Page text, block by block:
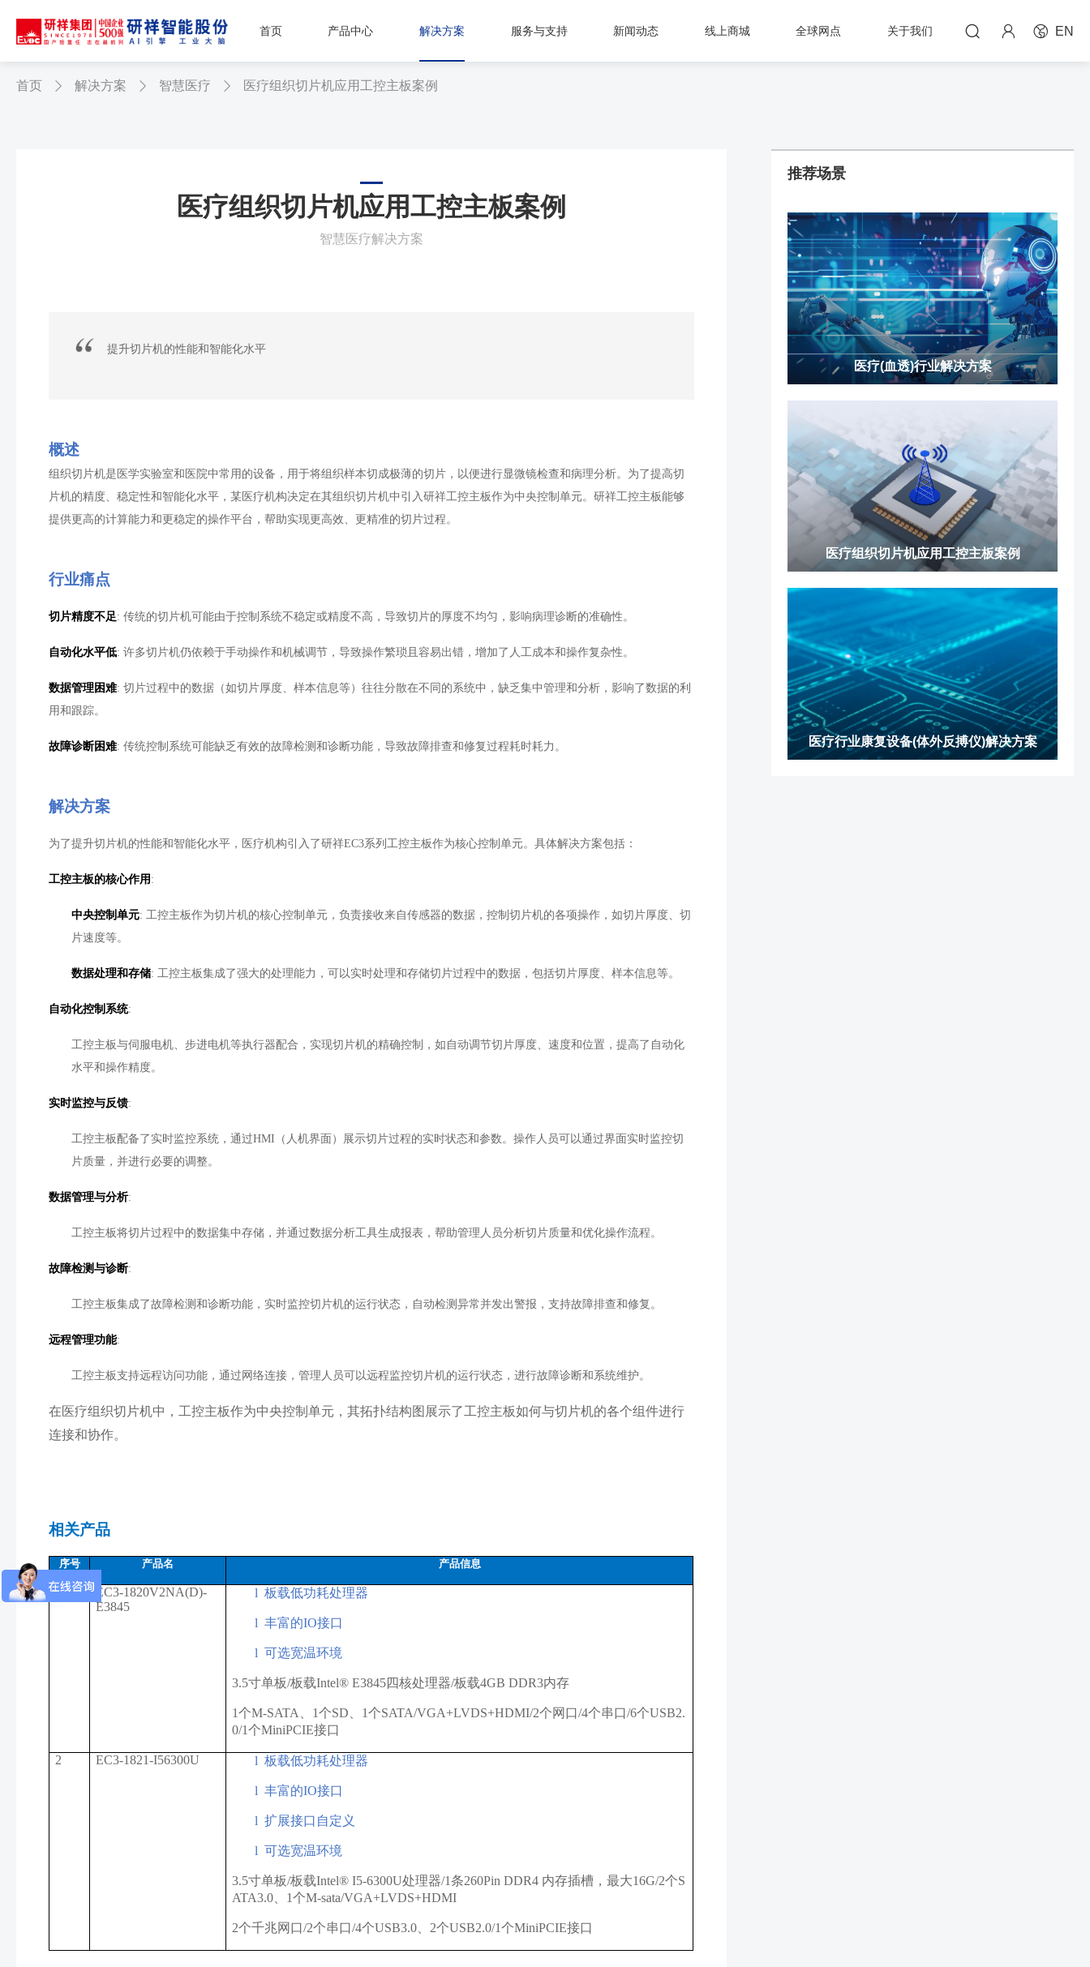
首页 产品中心 解决方案 服务与支持 新闻动态 线上商城 全球网点 关于我们    EN
首页  解决方案  智慧医疗  医疗组织切片机应用工控主板案例
医疗组织切片机应用工控主板案例
智慧医疗解决方案
提升切片机的性能和智能化水平
概述
组织切片机是医学实验室和医院中常用的设备，用于将组织样本切成极薄的切片，以便进行显微镜检查和病理分析。为了提高切
片机的精度、稳定性和智能化水平，某医疗机构决定在其组织切片机中引入研祥工控主板作为中央控制单元。研祥工控主板能够
提供更高的计算能力和更稳定的操作平台，帮助实现更高效、更精准的切片过程。
行业痛点
切片精度不足: 传统的切片机可能由于控制系统不稳定或精度不高，导致切片的厚度不均匀，影响病理诊断的准确性。
自动化水平低: 许多切片机仍依赖于手动操作和机械调节，导致操作繁琐且容易出错，增加了人工成本和操作复杂性。
数据管理困难: 切片过程中的数据（如切片厚度、样本信息等）往往分散在不同的系统中，缺乏集中管理和分析，影响了数据的利
用和跟踪。
故障诊断困难: 传统控制系统可能缺乏有效的故障检测和诊断功能，导致故障排查和修复过程耗时耗力。
解决方案
为了提升切片机的性能和智能化水平，医疗机构引入了研祥EC3系列工控主板作为核心控制单元。具体解决方案包括：
工控主板的核心作用 :
中央控制单元: 工控主板作为切片机的核心控制单元，负责接收来自传感器的数据，控制切片机的各项操作，如切片厚度、切
片速度等。
数据处理和存储: 工控主板集成了强大的处理能力，可以实时处理和存储切片过程中的数据，包括切片厚度、样本信息等。
自动化控制系统:
工控主板与伺服电机、步进电机等执行器配合，实现切片机的精确控制，如自动调节切片厚度、速度和位置，提高了自动化
水平和操作精度。
实时监控与反馈:
工控主板配备了实时监控系统，通过HMI （人机界面）展示切片过程的实时状态和参数。操作人员可以通过界面实时监控切
片质量，并进行必要的调整。
数据管理与分析:
工控主板将切片过程中的数据集中存储，并通过数据分析工具生成报表，帮助管理人员分析切片质量和优化操作流程。
故障检测与诊断:
工控主板集成了故障检测和诊断功能，实时监控切片机的运行状态，自动检测异常并发出警报，支持故障排查和修复。
远程管理功能:
工控主板支持远程访问功能，通过网络连接，管理人员可以远程监控切片机的运行状态，进行故障诊断和系统维护。
在医疗组织切片机中，工控主板作为中央控制单元，其拓扑结构图展示了工控主板如何与切片机的各个组件进行
连接和协作。
相关产品
序号 产品名 产品信息
1
EC3-1820V2NA(D)-
E3845
l 板载低功耗处理器
l 丰富的IO接口
l 可选宽温环境
3.5寸单板/板载Intel® E3845四核处理器/板载4GB DDR3内存
1个M-SATA、1个SD、1个SATA/VGA+LVDS+HDMI/2个网口/4个串口/6个USB2.
0/1个MiniPCIE接口
2 EC3-1821-I56300U l 板载低功耗处理器
l 丰富的IO接口
l 扩展接口自定义
l 可选宽温环境
3.5寸单板/板载Intel® I5-6300U处理器/1条260Pin DDR4 内存插槽，最大16G/2个S
ATA3.0、1个M-sata/VGA+LVDS+HDMI
2个千兆网口/2个串口/4个USB3.0、2个USB2.0/1个MiniPCIE接口
推荐场景
医疗(血透)行业解决方案
医疗组织切片机应用工控主板案例
医疗行业康复设备(体外反搏仪)解决方案